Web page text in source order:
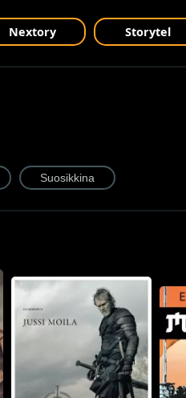
Nextory Storytel